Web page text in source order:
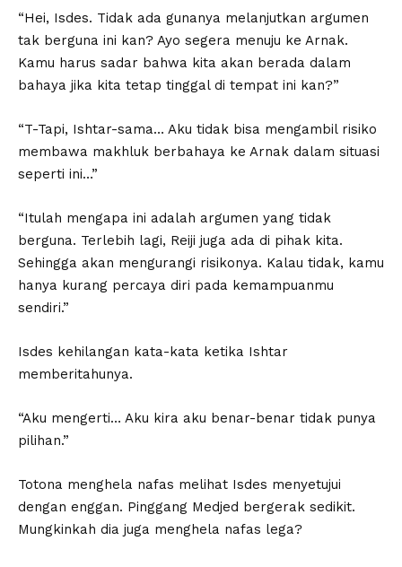
“Hei, Isdes. Tidak ada gunanya melanjutkan argumen
tak berguna ini kan? Ayo segera menuju ke Arnak.
Kamu harus sadar bahwa kita akan berada dalam
bahaya jika kita tetap tinggal di tempat ini kan?”
“T-Tapi, Ishtar-sama… Aku tidak bisa mengambil risiko
membawa makhluk berbahaya ke Arnak dalam situasi
seperti ini…”
“Itulah mengapa ini adalah argumen yang tidak
berguna. Terlebih lagi, Reiji juga ada di pihak kita.
Sehingga akan mengurangi risikonya. Kalau tidak, kamu
hanya kurang percaya diri pada kemampuanmu
sendiri.”
Isdes kehilangan kata-kata ketika Ishtar
memberitahunya.
“Aku mengerti… Aku kira aku benar-benar tidak punya
pilihan.”
Totona menghela nafas melihat Isdes menyetujui
dengan enggan. Pinggang Medjed bergerak sedikit.
Mungkinkah dia juga menghela nafas lega?